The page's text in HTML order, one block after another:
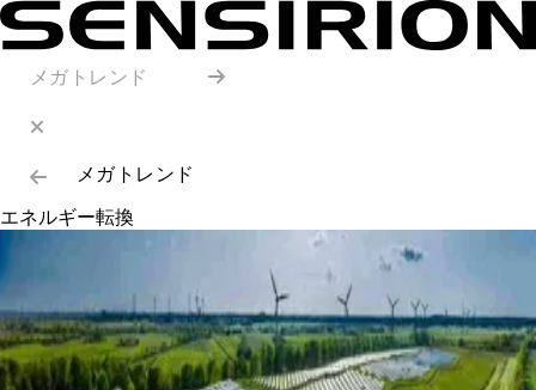
メガトレンド
メガトレンド
エネルギー転換